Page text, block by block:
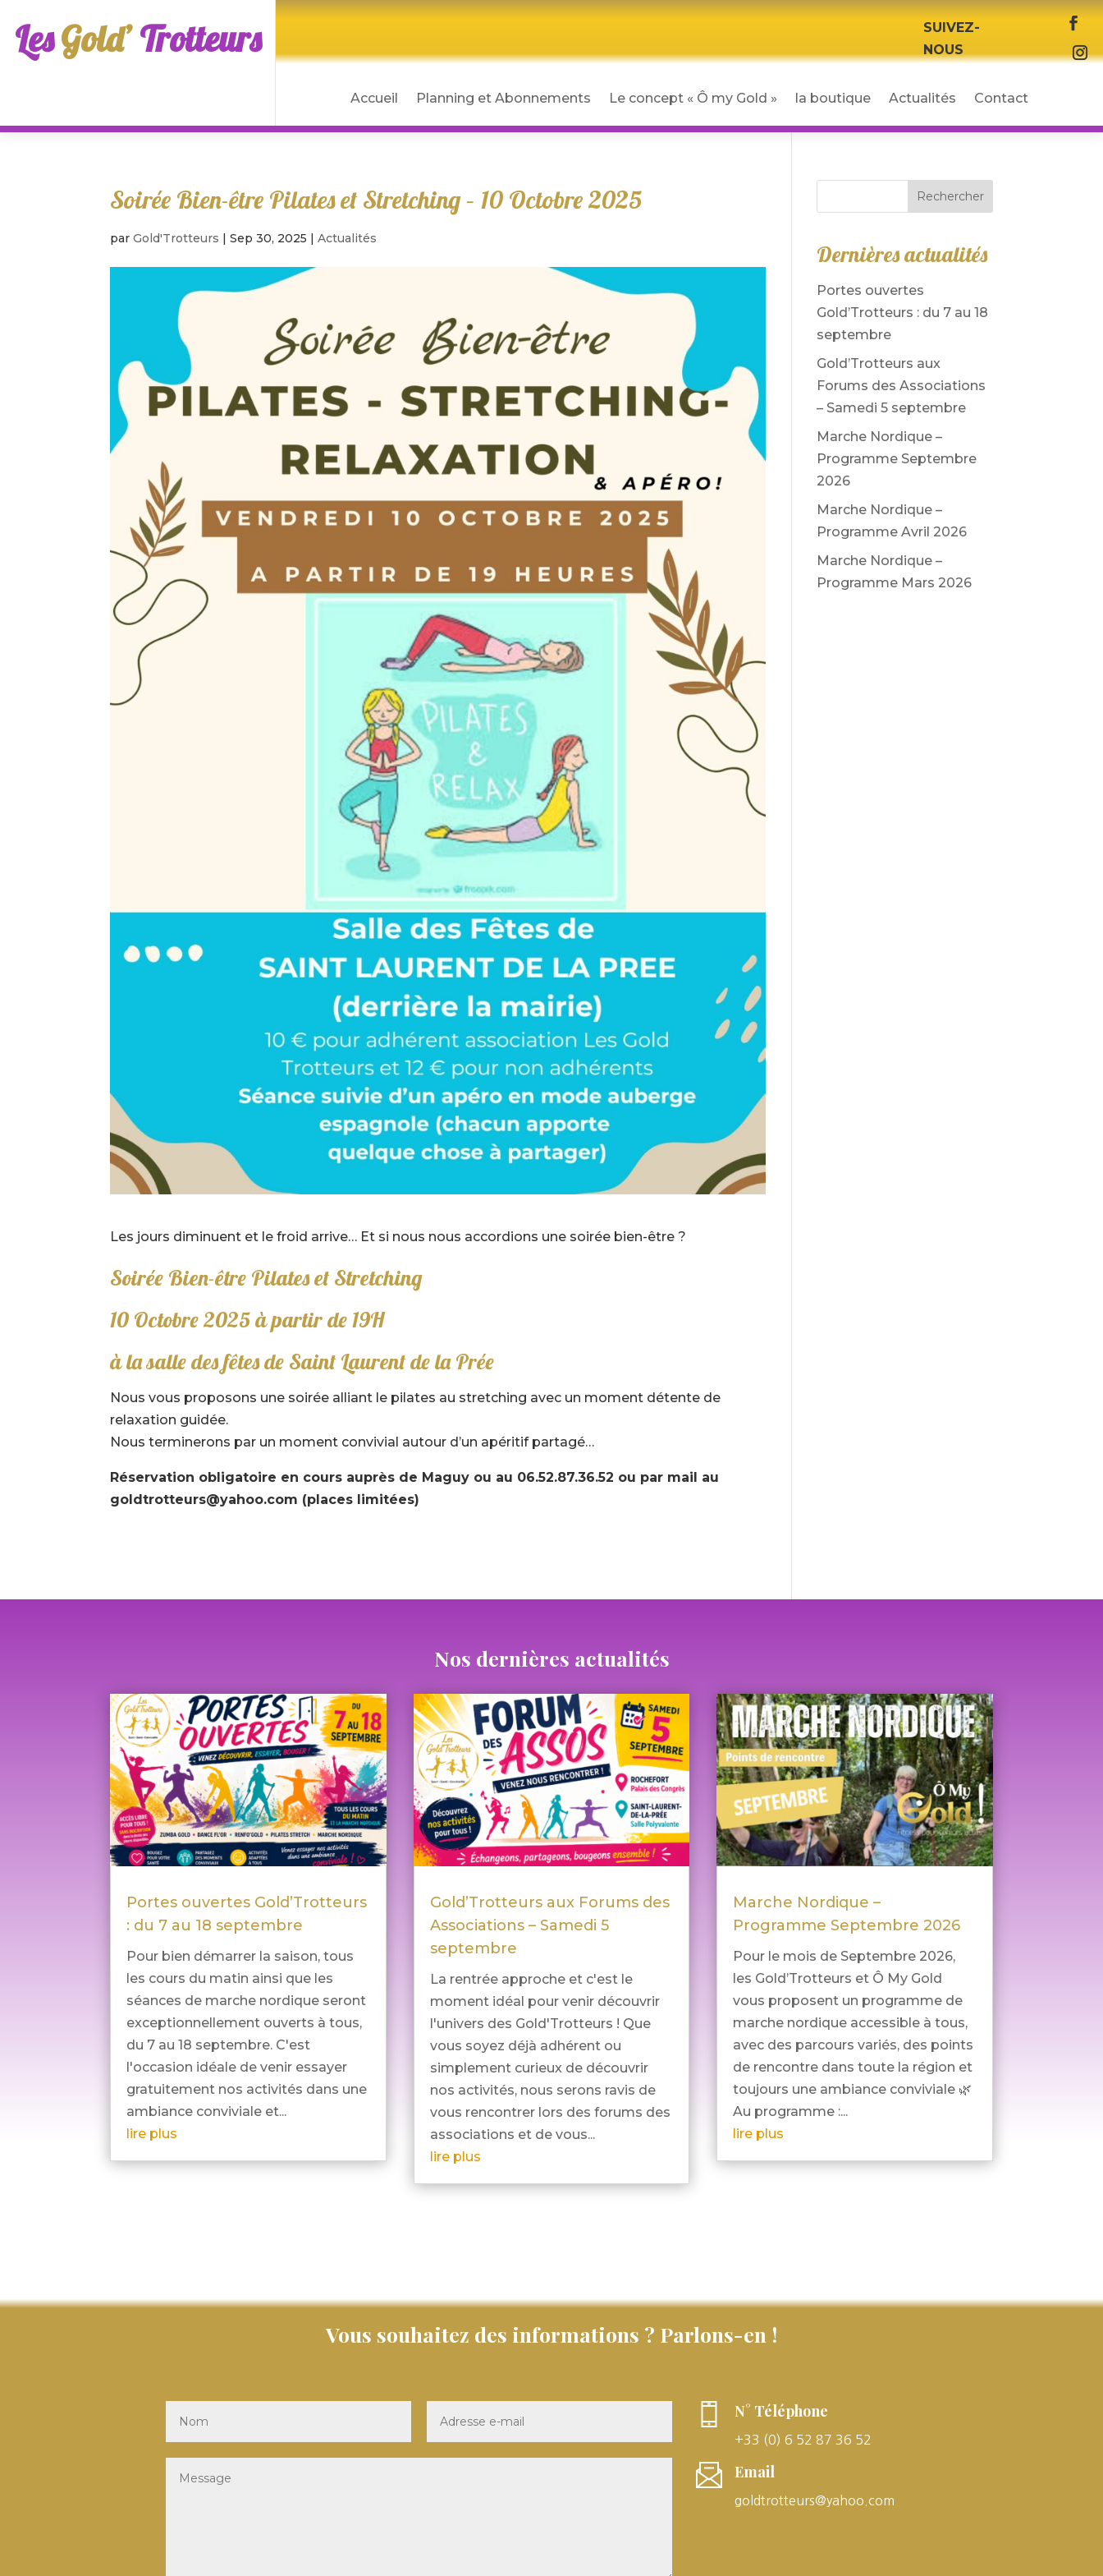
LesGold’Trotteurs
SUIVEZ-
NOUS
Accueil Planning et Abonnements Le concept « Ô my Gold » la boutique Actualités Contact
Soirée Bien-être Pilates et Stretching – 10 Octobre 2025
parGold'Trotteurs |Sep 30, 2025 |Actualités
Les jours diminuent et le froid arrive… Et si nous nous accordions une soirée bien-être ?
Soirée Bien-être Pilates et Stretching
10 Octobre 2025 à partir de 19H
à la salle des fêtes de Saint Laurent de la Prée
Nous vous proposons une soirée alliant le pilates au stretching avec un moment détente de
relaxation guidée.
Nous terminerons par un moment convivial autour d’un apéritif partagé…
Réservation obligatoire en cours auprès de Maguy ou au 06.52.87.36.52 ou par mail au
goldtrotteurs@yahoo.com (places limitées)
Rechercher
Dernières actualités
Portes ouvertes
Gold’Trotteurs : du 7 au 18
septembre
Gold’Trotteurs aux
Forums des Associations
– Samedi 5 septembre
Marche Nordique –
Programme Septembre
2026
Marche Nordique –
Programme Avril 2026
Marche Nordique –
Programme Mars 2026
Nos dernières actualités
Portes ouvertes Gold’Trotteurs
: du 7 au 18 septembre
Pour bien démarrer la saison, tous
les cours du matin ainsi que les
séances de marche nordique seront
exceptionnellement ouverts à tous,
du 7 au 18 septembre. C'est
l'occasion idéale de venir essayer
gratuitement nos activités dans une
ambiance conviviale et...
lire plus
Gold’Trotteurs aux Forums des
Associations – Samedi 5
septembre
La rentrée approche et c'est le
moment idéal pour venir découvrir
l'univers des Gold'Trotteurs ! Que
vous soyez déjà adhérent ou
simplement curieux de découvrir
nos activités, nous serons ravis de
vous rencontrer lors des forums des
associations et de vous...
lire plus
Marche Nordique –
Programme Septembre 2026
Pour le mois de Septembre 2026,
les Gold’Trotteurs et Ô My Gold
vous proposent un programme de
marche nordique accessible à tous,
avec des parcours variés, des points
de rencontre dans toute la région et
toujours une ambiance conviviale 🌿
Au programme :...
lire plus
Vous souhaitez des informations ? Parlons-en !
N° Téléphone
+33 (0) 6 52 87 36 52
Email
goldtrotteurs@yahoo.com